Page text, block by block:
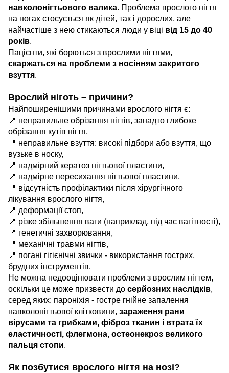
навколонігтьового валика. Проблема врослого нігтя
на ногах стосується як дітей, так і дорослих, але
найчастіше з нею стикаються люди у віці від 15 до 40
років.
Пацієнти, які борються з врослими нігтями,
скаржаться на проблеми з носінням закритого
взуття.
Врослий ніготь – причини?
Найпоширенішими причинами врослого нігтя є:
📍 неправильне обрізання нігтів, занадто глибоке
обрізання кутів нігтя,
📍 неправильне взуття: високі підбори або взуття, що
вузьке в носку,
📍 надмірний кератоз нігтьової пластини,
📍 надмірне пересихання нігтьової пластини,
📍 відсутність профілактики після хірургічного
лікування врослого нігтя,
📍 деформації стоп,
📍 різке збільшення ваги (наприклад, під час вагітності),
📍 генетичні захворювання,
📍 механічні травми нігтів,
📍 погані гігієнічні звички - використання гострих,
брудних інструментів.
Не можна недооцінювати проблеми з врослим нігтем,
оскільки це може призвести до серйозних наслідків,
серед яких: пароніхія - гостре гнійне запалення
навколонігтьової клітковини, зараження рани
вірусами та грибками, фіброз тканин і втрата їх
еластичності, флегмона, остеонекроз великого
пальця стопи.
Як позбутися врослого нігтя на нозі?